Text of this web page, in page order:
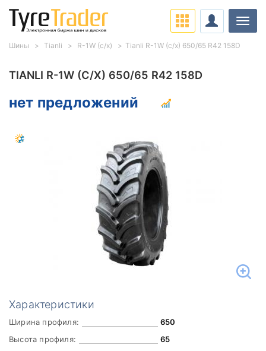
TIANLI R-1W (С/Х) 650/65 R42 158D
нет предложений
Характеристики
Ширина профиля:
650
Высота профиля:
65
Шины Tianli R-1W (с/х) Tianli R-1W (с/х) 650/65 R42 158D